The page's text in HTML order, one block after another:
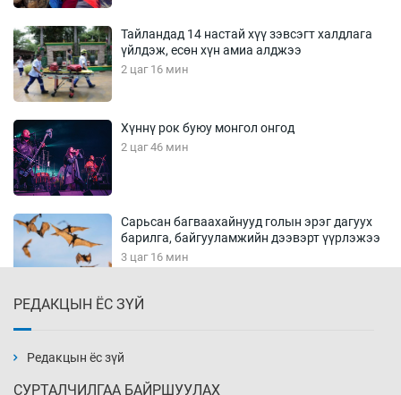
Тайландад 14 настай хүү зэвсэгт халдлага
үйлдэж, есөн хүн амиа алджээ
2 цаг 16 мин
Хүннү рок буюу монгол онгод
2 цаг 46 мин
Сарьсан багваахайнууд голын эрэг дагуух
барилга, байгууламжийн дээвэрт үүрлэжээ
3 цаг 16 мин
3 цаг 46 мин
РЕДАКЦЫН ЁС ЗҮЙ
Редакцын ёс зүй
СУРТАЛЧИЛГАА БАЙРШУУЛАХ